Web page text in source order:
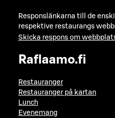
Responslänkarna till de
respektive restaurangs
Skicka respons om
Raflaamo.fi
Restauranger
Restauranger på kartan
Lunch
Evenemang